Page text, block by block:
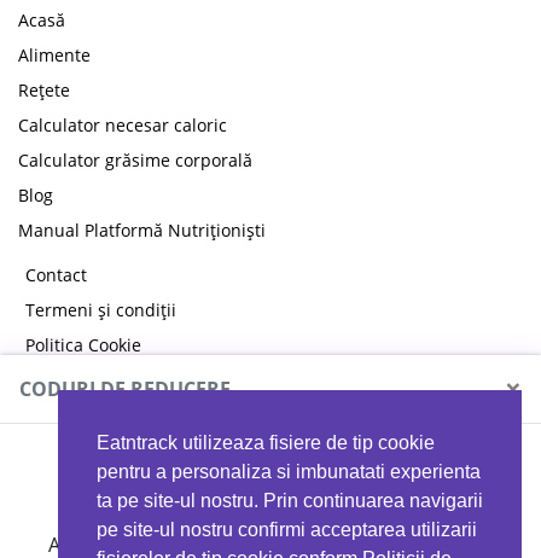
Eatntrack utilizeaza fisiere de tip cookie
pentru a personaliza si imbunatati experienta
ta pe site-ul nostru. Prin continuarea navigarii
pe site-ul nostru confirmi acceptarea utilizarii
Acasă
Alimente
Rețete
Calculator necesar caloric
Calculator grăsime corporală
Blog
Manual Platformă Nutriționiști
Contact
Termeni și condiții
Politica Cookie
Politica de confidențialitate
CODURI DE REDUCERE ×
MYPROTEIN
Ai 40%reducere la orice comandă folosind codul